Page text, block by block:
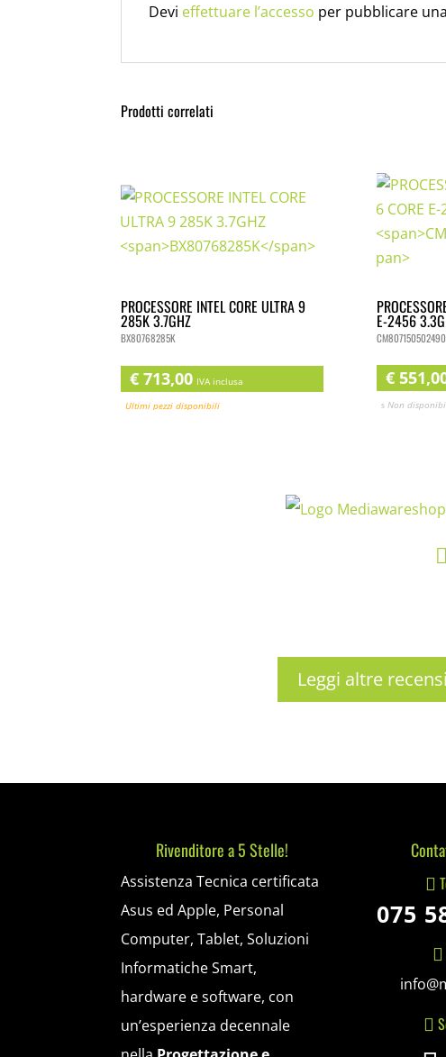
Devi effettuare l’accessoper pubblicare
Prodotti correlati
PROCESSORE INTEL CORE ULTRA 9
285K 3.7GHZ
BX80768285K
€713,00 IVA inclusa
Ultimi pezzi disponibili
E-2456
CM8071505024905
€551,00
Non
Leggi altre
Rivenditore a 5 Stelle!
Assistenza Tecnica certificata
Asus ed Apple, Personal
Computer, Tablet, Soluzioni
Informatiche Smart,
hardware e software, con
un’esperienza decennale
nella Progettazione e

075

